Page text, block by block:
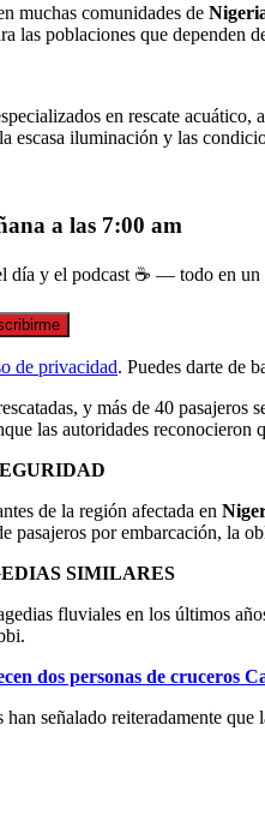
muchas comunidades de
las poblaciones que dependen
en rescate acuático,
escasa iluminación y las
a las 7:00 am
día y el podcast ☕ — todo en
de privacidad. Puedes darte de
y más de 40
las autoridades
de la región afectada en
pasajeros por embarcación, la
SIMILARES
fluviales en los últimos
dos personas de cruceros
señalado reiteradamente